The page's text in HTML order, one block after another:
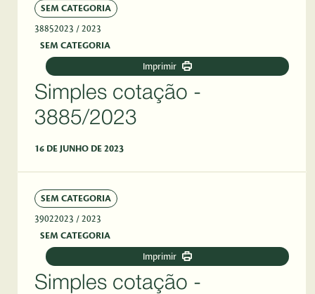
SEM CATEGORIA
38852023 / 2023
SEM CATEGORIA
Imprimir
Simples cotação -
3885/2023
16 DE JUNHO DE 2023
SEM CATEGORIA
39022023 / 2023
SEM CATEGORIA
Imprimir
Simples cotação -